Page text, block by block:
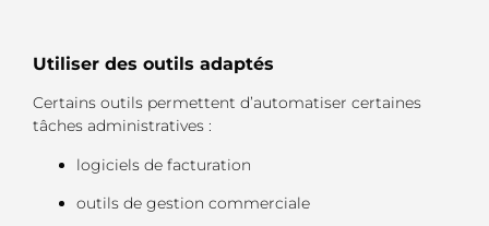
Utiliser des outils adaptés
Certains outils permettent d’automatiser certaines
tâches administratives :
logiciels de facturation
outils de gestion commerciale